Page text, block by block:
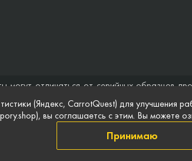
могут отличаться от серийных образцов
не может быть расценена как
полноты информации на веб-сайте, а также
приведены для примера и могут быть
(Яндекс, CarrotQuest) для улучшения
вы соглашаетсь с этим. Вы можете
Принимаю